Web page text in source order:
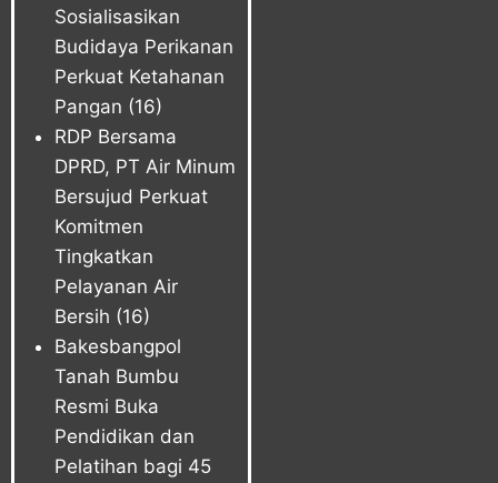
Sosialisasikan
Budidaya Perikanan
Perkuat Ketahanan
Pangan (16)
RDP Bersama
DPRD, PT Air Minum
Bersujud Perkuat
Komitmen
Tingkatkan
Pelayanan Air
Bersih (16)
Bakesbangpol
Tanah Bumbu
Resmi Buka
Pendidikan dan
Pelatihan bagi 45